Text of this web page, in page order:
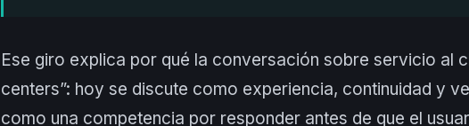
Ese giro explica por qué la conversación sobre servicio al
centers”: hoy se discute como experiencia, continuidad y
como una competencia por responder antes de que el